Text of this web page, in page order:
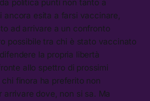
politica punti non tanto a
ancora esita a farsi vaccinare,
ad arrivare a un confronto
possibile tra chi è stato vaccinato
la propria libertà
allo spettro di prossimi
finora ha preferito non
arrivare dove, non si sa. Ma